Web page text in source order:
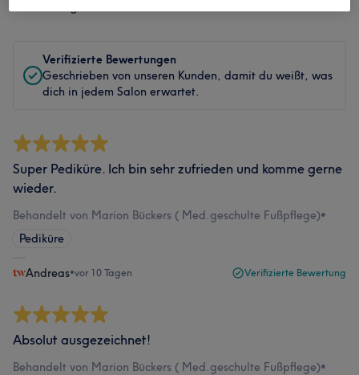
Verifizierte Bewertungen
Geschrieben von unseren Kunden, damit du weißt, was
dich in jedem Salon erwartet.
Super Pediküre. Ich bin sehr zufrieden und komme gerne
wieder.
Behandelt von Marion Bückers ( Med.geschulte Fußpflege)•
Pediküre
Andreas•vor 10 Tagen Verifizierte Bewertung
Absolut ausgezeichnet!
Behandelt von Marion Bückers ( Med.geschulte Fußpflege)•